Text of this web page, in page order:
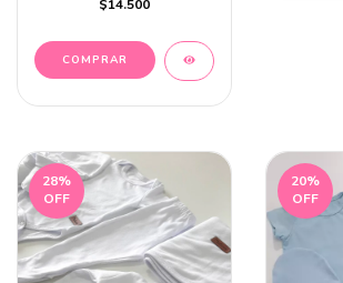
$14.500
28%
OFF
20%
OFF